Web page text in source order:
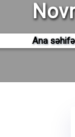
Ana səhifə